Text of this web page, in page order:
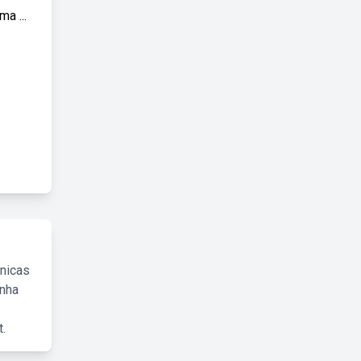
...